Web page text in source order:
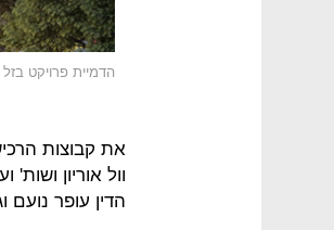
הדמיית פרויקט
את קבוצות
וול אוריון
הדין עופר